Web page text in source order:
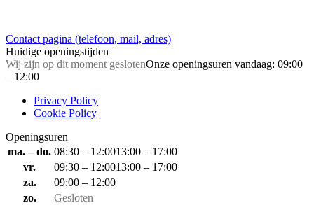
Contact pagina (telefoon, mail, adres)
Huidige openingstijden
Wij zijn op dit moment geslotenOnze openingsuren vandaag: 09:00
– 12:00
Privacy Policy
Cookie Policy
Openingsuren
ma. – do. 08:30 – 12:0013:00 – 17:00
vr.
09:30 – 12:0013:00 – 17:00
za.
09:00 – 12:00
zo.
Gesloten